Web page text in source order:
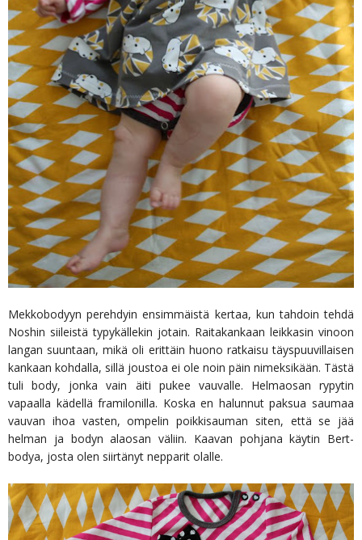
Mekkobodyyn perehdyin ensimmäistä kertaa, kun tahdoin tehdä
Noshin siileistä typykällekin jotain. Raitakankaan leikkasin vinoon
langan suuntaan, mikä oli erittäin huono ratkaisu täyspuuvillaisen
kankaan kohdalla, sillä joustoa ei ole noin päin nimeksikään. Tästä
tuli body, jonka vain äiti pukee vauvalle. Helmaosan rypytin
vapaalla kädellä framilonilla. Koska en halunnut paksua saumaa
vauvan ihoa vasten, ompelin poikkisauman siten, että se jää
helman ja bodyn alaosan väliin. Kaavan pohjana käytin Bert-
bodya, josta olen siirtänyt nepparit olalle.